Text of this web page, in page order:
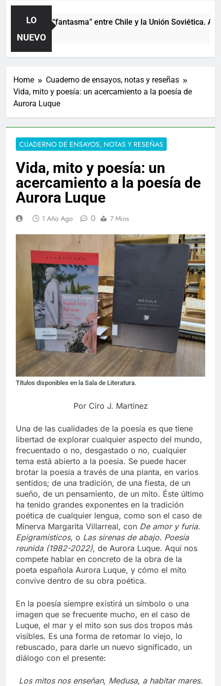
LO
NUEVO
El partido “fantasma” entre Chile y la Unión Soviética. Año
1 Día Ago
Home
Cuaderno de ensayos, notas y reseñas
Vida, mito y poesía: un acercamiento a la poesía de
Aurora Luque
CUADERNO DE ENSAYOS, NOTAS Y RESEÑAS
Vida, mito y poesía: un
acercamiento a la poesía de
Aurora Luque
1 Año Ago 0 7 Mins
Títulos disponibles en la Sala de Literatura.
Por Ciro J. Martínez
Una de las cualidades de la poesía es que tiene
libertad de explorar cualquier aspecto del mundo,
frecuentado o no, desgastado o no, cualquier
tema está abierto a la poesía. Se puede hacer
brotar la poesía a través de una planta, en varios
sentidos; de una tradición, de una fiesta, de un
sueño, de un pensamiento, de un mito. Éste último
ha tenido grandes exponentes en la tradición
poética de cualquier lengua, como son el caso de
Minerva Margarita Villarreal, con De amor y furia.
Epigramísticos, o Las sirenas de abajo. Poesía
reunida (1982-2022), de Aurora Luque. Aquí nos
compete hablar en concreto de la obra de la
poeta española Aurora Luque, y cómo el mito
convive dentro de su obra poética.
En la poesía siempre existirá un símbolo o una
imagen que se frecuente mucho, en el caso de
Luque, el mar y el mito son sus dos tropos más
visibles. Es una forma de retomar lo viejo, lo
rebuscado, para darle un nuevo significado, un
diálogo con el presente:
Los mitos nos enseñan, Medusa, a habitar mares.